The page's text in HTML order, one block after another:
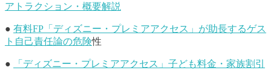
アトラクション・概要解説
● 有料FP「ディズニー・プレミアアクセス」が助長するゲス
ト自己責任論の危険性
●
「ディズニー・プレミアアクセス」子ども料金・家族割引